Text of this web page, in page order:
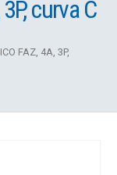
curva C
FAZ, 4A, 3P,